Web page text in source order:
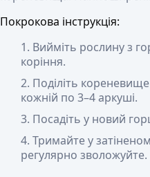
Покрокова інструкція:
Вийміть рослину з
коріння.
Поділіть
кожній по 3–4 аркуші.
Посадіть у новий
Тримайте у
регулярно зволожуйте.